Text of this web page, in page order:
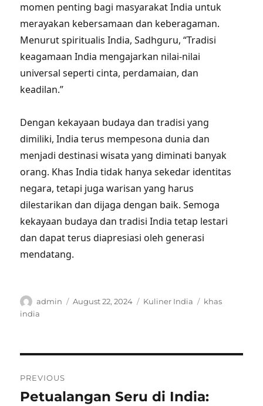
momen penting bagi masyarakat India untuk
merayakan kebersamaan dan keberagaman.
Menurut spiritualis India, Sadhguru, “Tradisi
keagamaan India mengajarkan nilai-nilai
universal seperti cinta, perdamaian, dan
keadilan.”
Dengan kekayaan budaya dan tradisi yang
dimiliki, India terus mempesona dunia dan
menjadi destinasi wisata yang diminati banyak
orang. Khas India tidak hanya sekedar identitas
negara, tetapi juga warisan yang harus
dilestarikan dan dijaga dengan baik. Semoga
kekayaan budaya dan tradisi India tetap lestari
dan dapat terus diapresiasi oleh generasi
mendatang.
Author
admin
Posted
August 22, 2024 Categories
Kuliner India Tags
khas
india
navigation
PREVIOUS
Previous
Petualangan Seru di India: